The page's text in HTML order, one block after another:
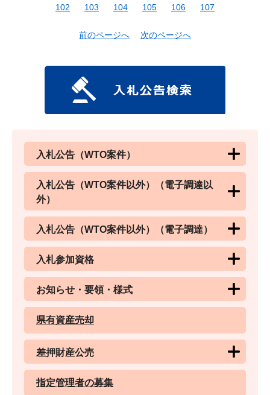
102
103 104 105 106 107
前のページへ 次のページへ
入札公告（WTO案件）
入札公告（WTO案件以外）（電子調達以
外）
入札公告（WTO案件以外）（電子調達）
入札参加資格
お知らせ・要領・様式
県有資産売却
差押財産公売
指定管理者の募集